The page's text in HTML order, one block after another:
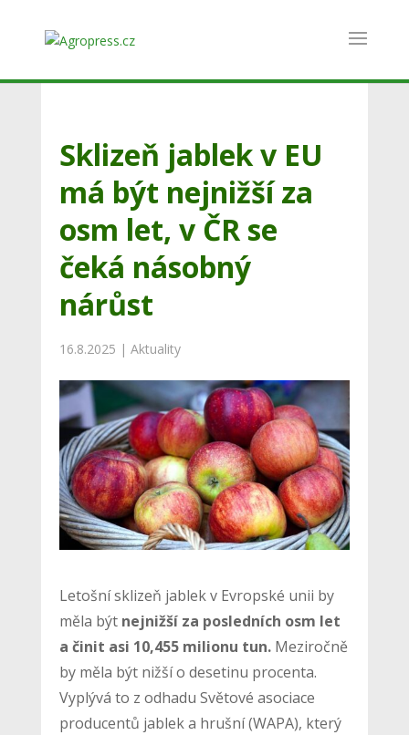
Sklizeň jablek v EU
má být nejnižší za
osm let, v ČR se
čeká násobný
nárůst
16.8.2025 | Aktuality
Letošní sklizeň jablek v Evropské unii by
měla být nejnižší za posledních osm let
a činit asi 10,455 milionu tun.Meziročně
by měla být nižší o desetinu procenta.
Vyplývá to z odhadu Světové asociace
producentů jablek a hrušní (WAPA), který